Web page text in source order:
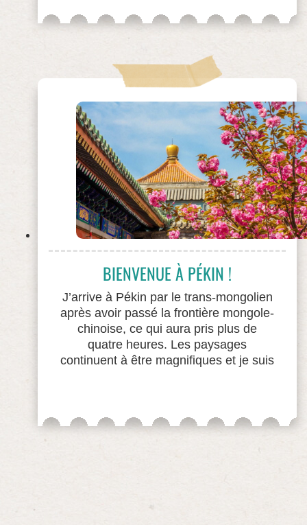
BIENVENUE À PÉKIN !
J’arrive à Pékin par le trans-mongolien
après avoir passé la frontière mongole-
chinoise, ce qui aura pris plus de
quatre heures. Les paysages
continuent à être magnifiques et je suis